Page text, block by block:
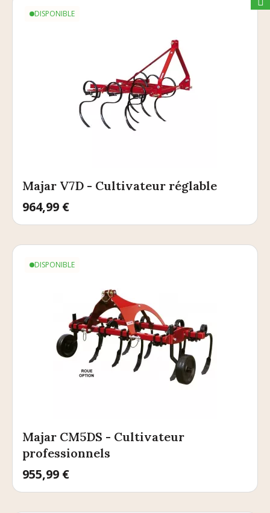
DISPONIBLE
Majar V7D - Cultivateur réglable
Prix
964,99 €
DISPONIBLE
Majar CM5DS - Cultivateur
professionnels
Prix
955,99 €